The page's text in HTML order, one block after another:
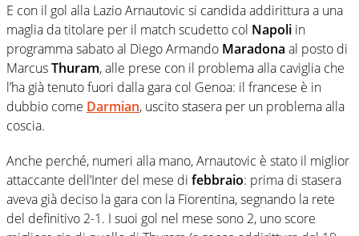
E con il gol alla Lazio Arnautovic si candida addirittura a una
maglia da titolare per il match scudetto col Napoli in
programma sabato al Diego Armando Maradona al posto di
MarcusThuram, alle prese con il problema alla caviglia che
l’ha già tenuto fuori dalla gara col Genoa: il francese è in
dubbio come Darmian, uscito stasera per un problema alla
coscia.
Anche perché, numeri alla mano, Arnautovic è stato il miglior
attaccante dell’Inter del mese di febbraio: prima di stasera
aveva già deciso la gara con la Fiorentina, segnando la rete
del definitivo 2-1. I suoi gol nel mese sono 2, uno score